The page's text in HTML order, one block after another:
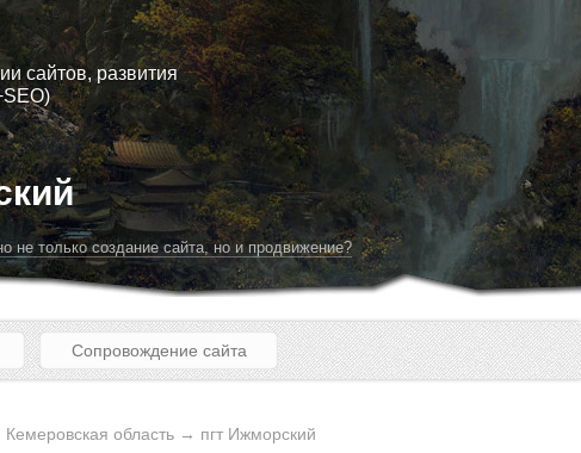
сайтов, развития
не только создание сайта, но и продвижение?
Сопровождение сайта
область → пгт Ижморский